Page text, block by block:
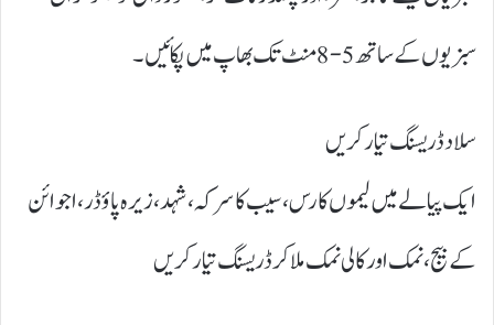
سبزیوں کے ساتھ 5-8 منٹ تک بھاپ میں پکائیں۔
سلاد ڈریسنگ تیار کریں
ایک پیالے میں لیموں کا رس، سیب کا سرکہ، شہد، زیرہ پاؤڈر، اجوائن
کے بیج، نمک اور کالی نمک ملا کر ڈریسنگ تیار کریں